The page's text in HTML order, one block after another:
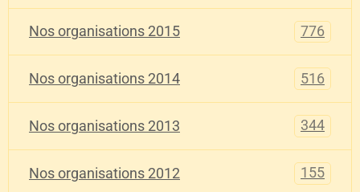
Nos organisations 2015 776
Nos organisations 2014 516
Nos organisations 2013 344
Nos organisations 2012 155